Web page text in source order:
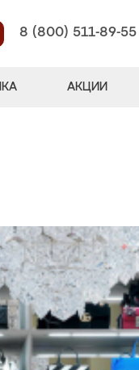
8 (800) 511-89-55
АКЦИИ